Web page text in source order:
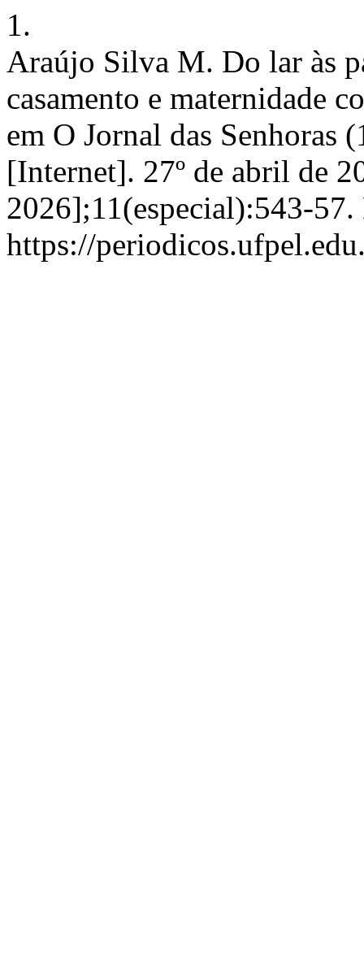
1.
Araújo Silva M. Do lar às
casamento e maternidade
em O Jornal das Senhoras
[Internet]. 27º de abril de
2026];11(especial):543-
https://